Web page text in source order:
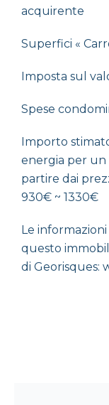
acquirente
Superfici «
Imposta sul
Spese
Importo
energia per un
partire dai
930€ ~ 1330€
Le informazioni
questo
di Georisques: